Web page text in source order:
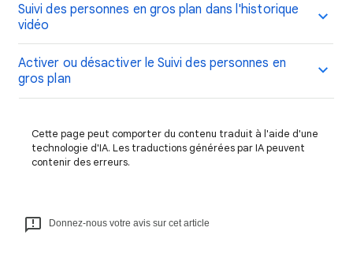
Suivi des personnes en gros plan dans l'historique
vidéo
Activer ou désactiver le Suivi des personnes en
gros plan
Cette page peut comporter du contenu traduit à l'aide d'une
technologie d'IA. Les traductions générées par IA peuvent
contenir des erreurs.
Donnez-nous votre avis sur cet article